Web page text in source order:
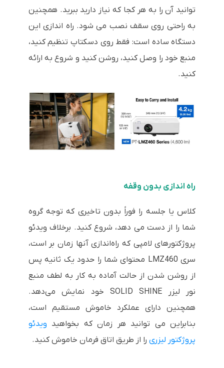
توانید آن را به هر کجا که نیاز دارید ببرید. همچنین
به راحتی روی سقف نصب می شود. راه اندازی این
دستگاه ساده است: فقط روی دسکتاپ تنظیم کنید،
منبع خود را وصل کنید، روشن کنید و شروع به ارائه
کنید.
راه اندازی بدون وقفه
کلاس یا جلسه را فوراً بدون تاخیری که توجه گروه
شما را از دست می دهد، شروع کنید. برخلاف ویدئو
پروژکتورهای لامپی که راه‌اندازی آنها زمان بر است،
سری LMZ460 محتوای شما را حدود یک ثانیه پس
از روشن شدن از حالت آماده به کار به لطف منبع
نور لیزر SOLID SHINE خود نمایش می‌دهد.
همچنین دارای عملکرد خاموش مستقیم است،
بنابراین می توانید هر زمان که بخواهید ویدئو
پروژکتور لیزریرا از طریق اتاق فرمان خاموش کنید.